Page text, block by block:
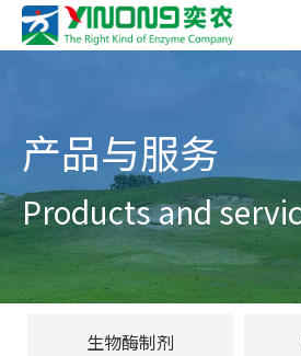
产品与服务
Products and
生物酶制剂